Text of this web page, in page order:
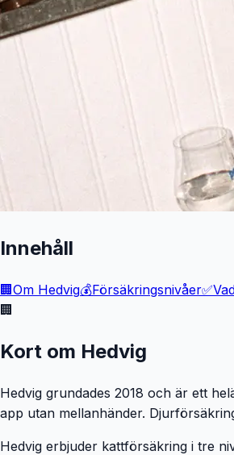
Innehåll
🏢Om Hedvig💰Försäkringsnivåer✅
🏢
Kort om Hedvig
Hedvig grundades 2018 och är ett
app utan mellanhänder.
Hedvig erbjuder kattförsäkring i tre